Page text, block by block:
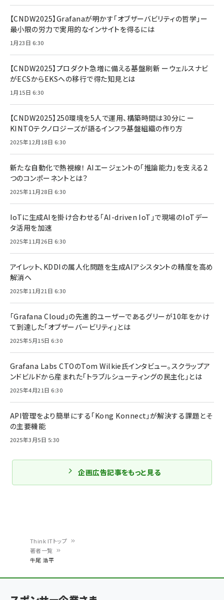
ン
く
Think ITトップ
著者一覧
牛尾 浩平
【CNDW2025】Grafanaが明かす「オブザーバビリティの哲学」ー
最小限の労力で実用的なインサイトを得るには
1月23日 6:30
【CNDW2025】プロダクト急増に備える基盤刷新 ーウェルスナビ
がECSからEKSへの移行で得た知見とは
1月15日 6:30
【CNDW2025】250環境を5人で運用、構築時間は30分に ー
KINTOテクノロジーズが語るインフラ基盤組織の作り方
2025年12月18日 6:30
新たな自動化で熱視線！ AIエージェントの「推論能力」を支える2
つのコンポーネントとは？
2025年11月28日 6:30
IoTに生成AIを掛け合わせる「AI-driven IoT」で現場のIoTデー
タ活用を加速
2025年11月26日 6:30
アイレット、KDDIの属人化問題を生成AIアシスタントの精度を高め
解消へ
2025年11月21日 6:30
「Grafana Cloud」の先進的ユーザーであるグリーが10年をかけ
て到達した「オブザーバービリティ」とは
2025年5月15日 6:30
Grafana Labs CTOのTom Wilkie氏インタビュー。スクラップア
ンドビルドから産まれた「トラブルシューティングの民主化」とは
2025年4月21日 6:30
API管理をより簡単にする「Kong Konnect」が解決する課題とそ
の主要機能
2025年3月5日 5:30
企画広告記事をもっと見る